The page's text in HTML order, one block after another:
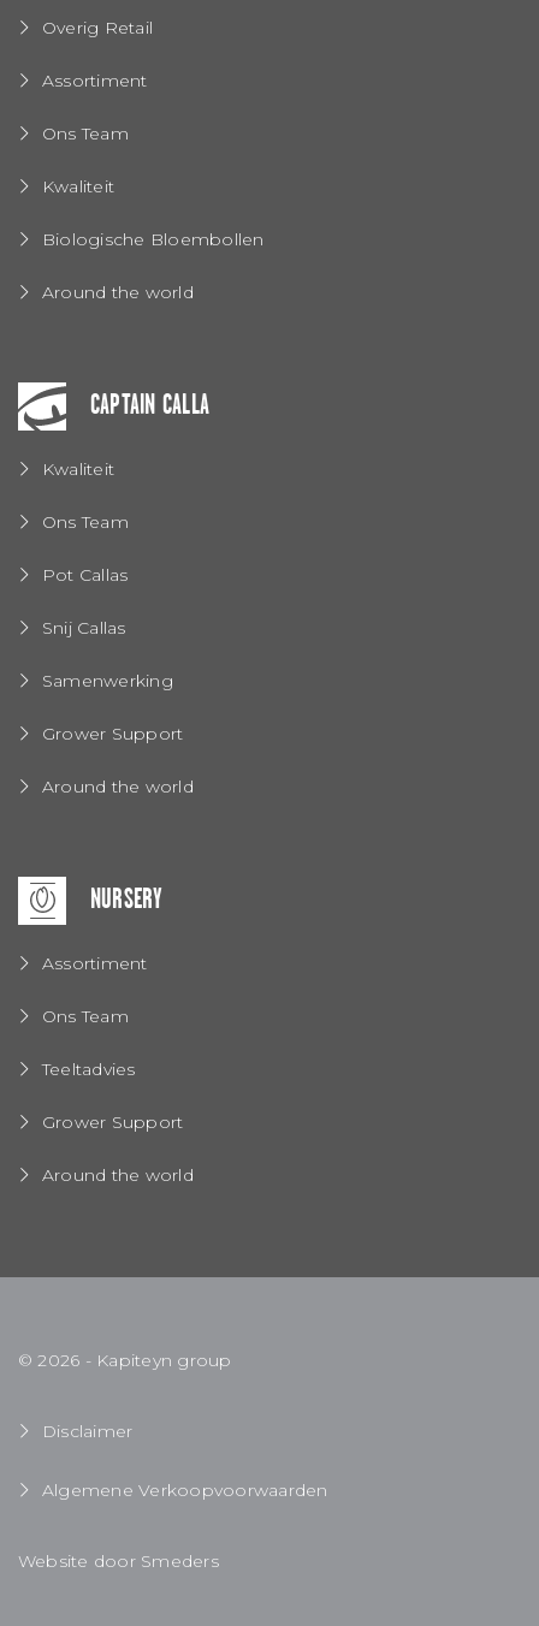
Overig Retail
Assortiment
Ons Team
Kwaliteit
Biologische Bloembollen
Around the world
CAPTAIN CALLA
Kwaliteit
Ons Team
Pot Callas
Snij Callas
Samenwerking
Grower Support
Around the world
NURSERY
Assortiment
Ons Team
Teeltadvies
Grower Support
Around the world
© 2026 - Kapiteyn group
Disclaimer
Algemene Verkoopvoorwaarden
Website door Smeders